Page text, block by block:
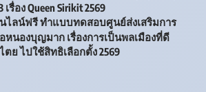
เรื่อง Queen Sirikit 2569
ไลน์ฟรี ทำแบบทดสอบศูนย์ส่งเสริมการ
หนองบุญมาก เรื่องการเป็นพลเมืองที่ดี
ย ไปใช้สิทธิเลือกตั้ง 2569